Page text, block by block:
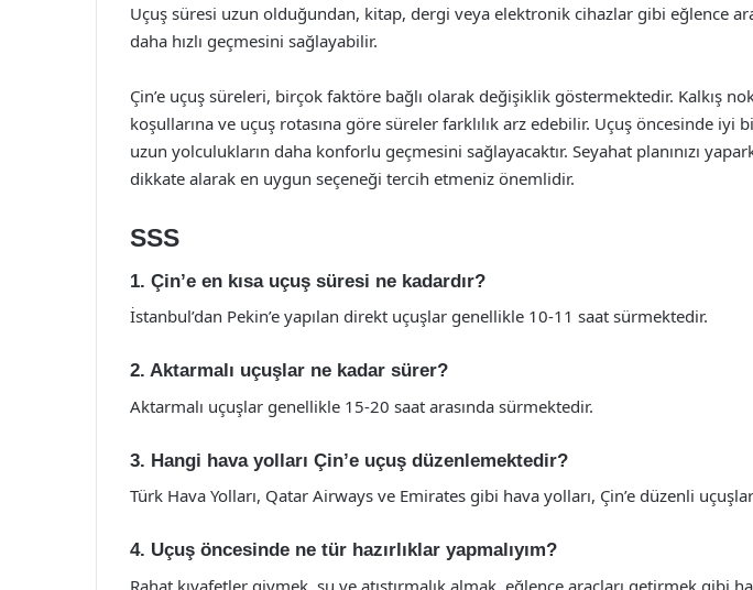
Uçuş süresi uzun olduğundan, kitap, dergi veya elektronik cihazlar gibi eğlence
daha hızlı geçmesini sağlayabilir.
Çin’e uçuş süreleri, birçok faktöre bağlı olarak değişiklik göstermektedir. Kalkış
koşullarına ve uçuş rotasına göre süreler farklılık arz edebilir. Uçuş öncesinde iyi
uzun yolculukların daha konforlu geçmesini sağlayacaktır. Seyahat planınızı
dikkate alarak en uygun seçeneği tercih etmeniz önemlidir.
SSS
1. Çin’e en kısa uçuş süresi ne kadardır?
İstanbul’dan Pekin’e yapılan direkt uçuşlar genellikle 10-11 saat sürmektedir.
2. Aktarmalı uçuşlar ne kadar sürer?
Aktarmalı uçuşlar genellikle 15-20 saat arasında sürmektedir.
3. Hangi hava yolları Çin’e uçuş düzenlemektedir?
Türk Hava Yolları, Qatar Airways ve Emirates gibi hava yolları, Çin’e düzenli
4. Uçuş öncesinde ne tür hazırlıklar yapmalıyım?
Rahat kıyafetler giymek, su ve atıştırmalık almak, eğlence araçları getirmek gibi